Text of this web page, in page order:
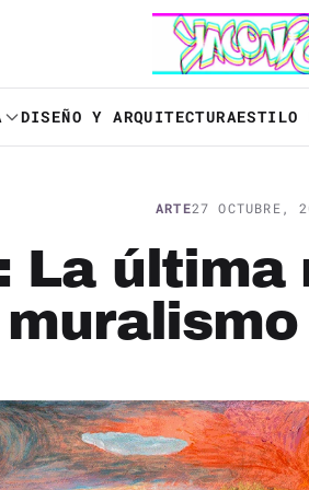
DISEÑO Y ARQUITECTURAESTILO
ARTE27 OCTUBRE,
La